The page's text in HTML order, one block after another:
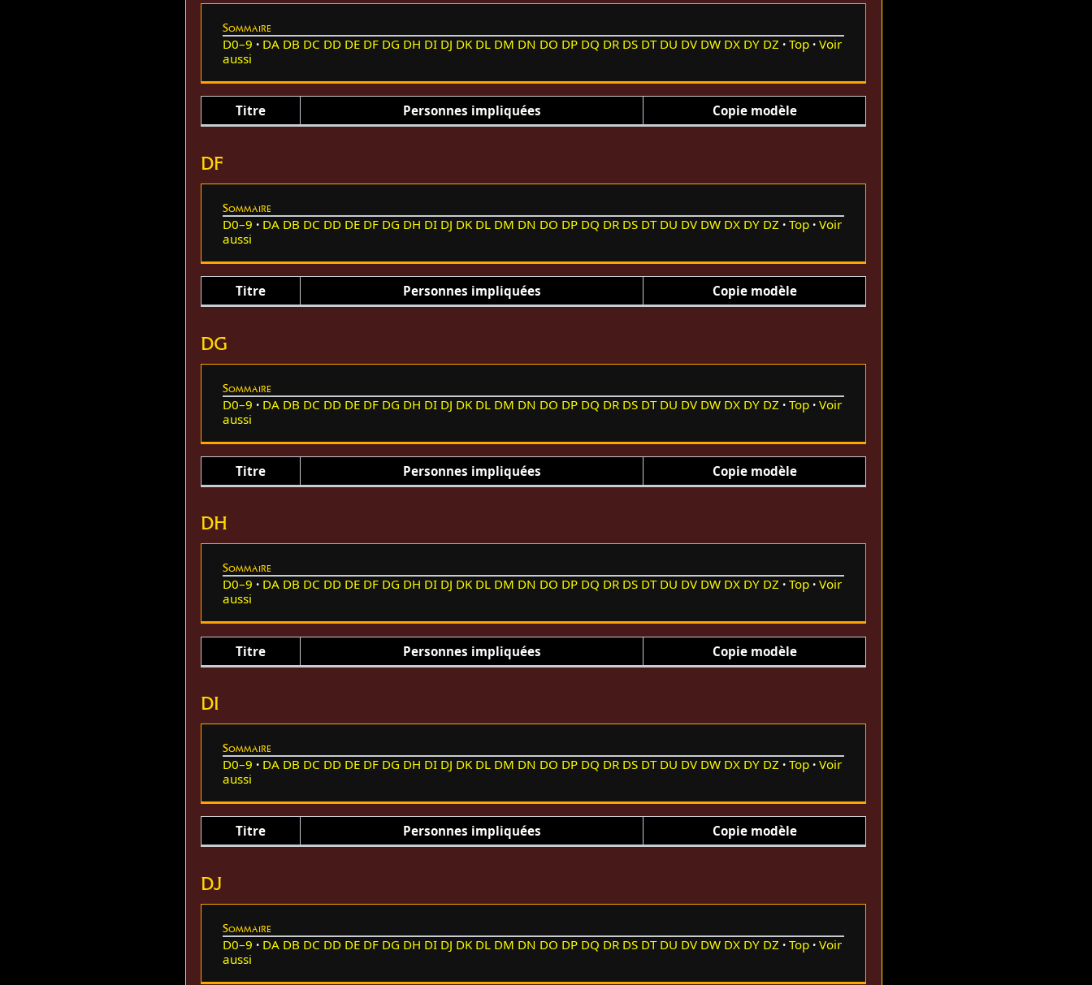
Sommaire
D0–9 DA DB DC DD DE DF DG DH DI DJ DK DL DM DN DO DP DQ DR DS DT DU DV DW DX DY DZ Top
Voir
aussi
Titre Personnes impliquées Copie modèle
DF
Sommaire
D0–9 DA DB DC DD DE DF DG DH DI DJ DK DL DM DN DO DP DQ DR DS DT DU DV DW DX DY DZ Top
Voir
aussi
Titre Personnes impliquées Copie modèle
DG
Sommaire
D0–9 DA DB DC DD DE DF DG DH DI DJ DK DL DM DN DO DP DQ DR DS DT DU DV DW DX DY DZ Top
Voir
aussi
Titre Personnes impliquées Copie modèle
DH
Sommaire
D0–9 DA DB DC DD DE DF DG DH DI DJ DK DL DM DN DO DP DQ DR DS DT DU DV DW DX DY DZ Top
Voir
aussi
Titre Personnes impliquées Copie modèle
DI
Sommaire
D0–9 DA DB DC DD DE DF DG DH DI DJ DK DL DM DN DO DP DQ DR DS DT DU DV DW DX DY DZ Top
Voir
aussi
Titre Personnes impliquées Copie modèle
DJ
Sommaire
D0–9 DA DB DC DD DE DF DG DH DI DJ DK DL DM DN DO DP DQ DR DS DT DU DV DW DX DY DZ Top
Voir
aussi